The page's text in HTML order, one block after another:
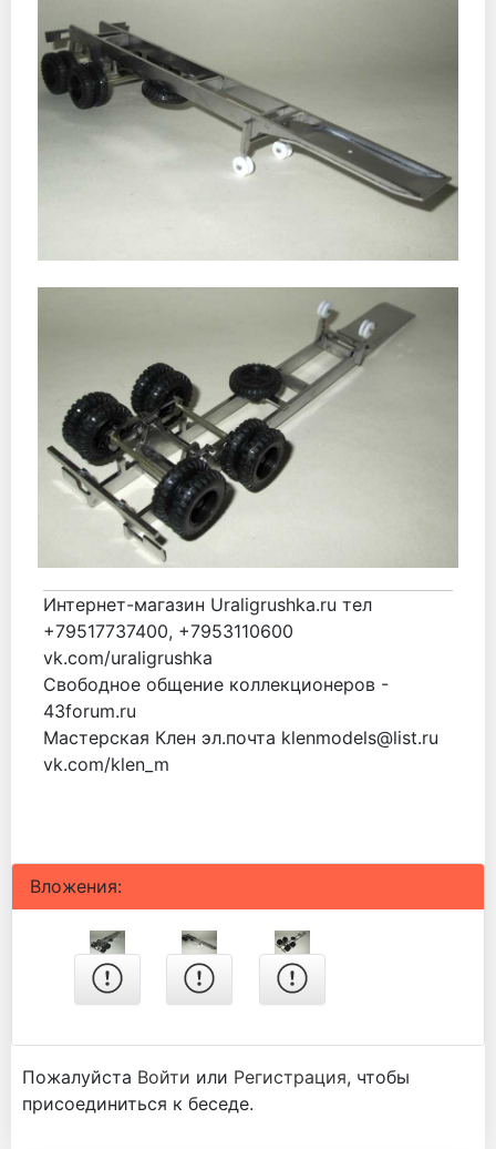
Интернет-магазин Uraligrushka.ru тел
+79517737400, +7953110600
vk.com/uraligrushka
Свободное общение коллекционеров -
43forum.ru
Мастерская Клен эл.почта klenmodels@list.ru
vk.com/klen_m
Вложения:
Пожалуйста Войти или Регистрация, чтобы
присоединиться к беседе.